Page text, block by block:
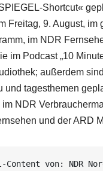
Shortcut«
Freitag, 9. August, im
im NDR
im Podcast „10
außerdem
und tagesthemen
NDR
und der ARD
von: NDR